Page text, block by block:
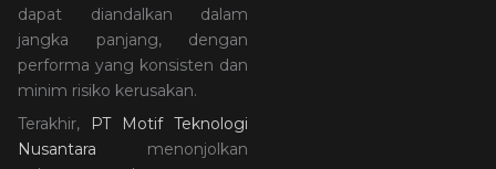
dapat diandalkan dalam
jangka panjang, dengan
performa yang konsisten dan
minim risiko kerusakan.
Terakhir,
PT Motif Teknologi
Nusantara menonjolkan